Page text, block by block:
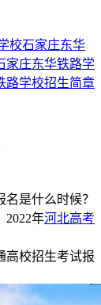
校石家庄东华
家庄东华铁路学
路学校招生简章
名是什么时候？
2022年河北高考
高校招生考试报